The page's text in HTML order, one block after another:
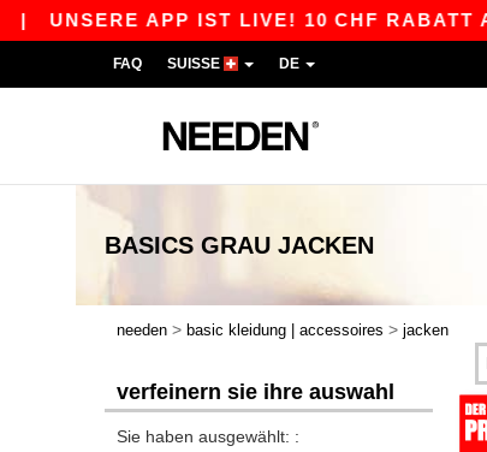
APP IST LIVE! 10 CHF RABATT AB 80
FAQ SUISSE DE
BASICS GRAU JACKEN
needen > basic kleidung | accessoires > jacken
verfeinern sie ihre auswahl
Sie haben ausgewählt: :